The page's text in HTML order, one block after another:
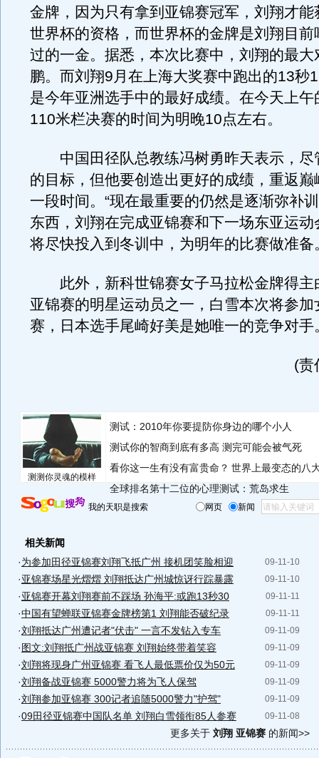
金牌，因为只有拿到亚锦赛冠军，刘翔才能
世界杯的资格，而世界杯的金牌是刘翔目前
过的一金。据悉，本次比赛中，刘翔的最大
鹏。而刘翔9月在上海大奖赛中跑出的13秒
是今年亚洲选手中的最好成绩。在今天上午
110米栏决赛的时间为明晚10点左右。
中国田径队总教练冯树勇昨天表示，尽
的目标，但他要创造出更好的成绩，重返巅
一段时间。“现在最重要的仍然是逐渐弥补
东西，刘翔在完成亚锦赛和下一场东亚运动
将尽快投入到冬训中，为明年的比赛做准备
此外，新科世锦赛女子马拉松金牌得主
亚锦赛的明星运动员之一，白雪本次将参加
赛，日本选手尾崎好美是她唯一的竞争对手
(责
测测你灵魂的模样
测试：2010年你要提防你身边的哪个小人
测试你的智商到底有多高 测完可能会被气死
看你这一生有没有富贵命？ 世界上最变态的八
全球排名第十二位的心理测试：荒岛求生
我的天职是搜索 网页 新闻
相关新闻
09-11-10
·为参加田径亚锦赛刘翔飞抵广州 接机团笑脸相迎
09-11-10
·亚锦赛场星光熠熠 刘翔抵达广州城惊讶行踪暴露
09-11-11
·亚锦赛开幕刘翔赛前不踩场 孙海平:或跑13秒30
09-11-11
·中国有望蝉联亚锦赛金牌榜第1 刘翔能否破纪录
09-11-09
·刘翔抵达广州遭记者"伏击" 一言不发钻入专车
09-11-09
· 图文:刘翔抵广州战亚锦赛 刘翔始终带着笑容
09-11-09
·刘翔将现身广州亚锦赛 看飞人最低票价仅为50元
09-11-09
·刘翔备战亚锦赛 5000警力将为飞人保驾
09-11-09
·刘翔参加亚锦赛 300记者追随5000警力"护驾"
09-11-08
·09田径亚锦赛中国队名单 刘翔白雪领衔85人参赛
更多关于 刘翔 亚锦赛 的新闻>>